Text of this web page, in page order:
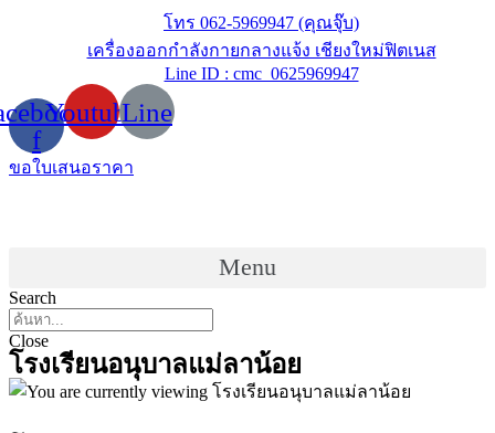
โทร 062-5969947 (คุณจุ๊บ)
เครื่องออกกำลังกายกลางแจ้ง เชียงใหม่ฟิตเนส
Line ID : cmc_0625969947
f
YoutubeLine
ขอใบเสนอราคา
Menu
Search
Close
โรงเรียนอนุบาลแม่ลาน้อย